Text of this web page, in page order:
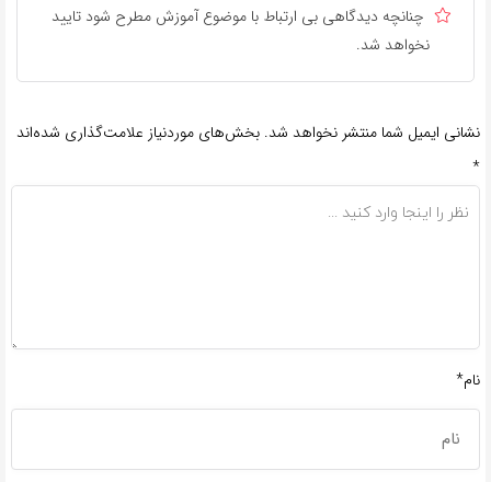
چنانچه دیدگاهی بی ارتباط با موضوع آموزش مطرح شود تایید
نخواهد شد.
نشانی ایمیل شما منتشر نخواهد شد. بخش‌های موردنیاز علامت‌گذاری شده‌اند
*
نام*